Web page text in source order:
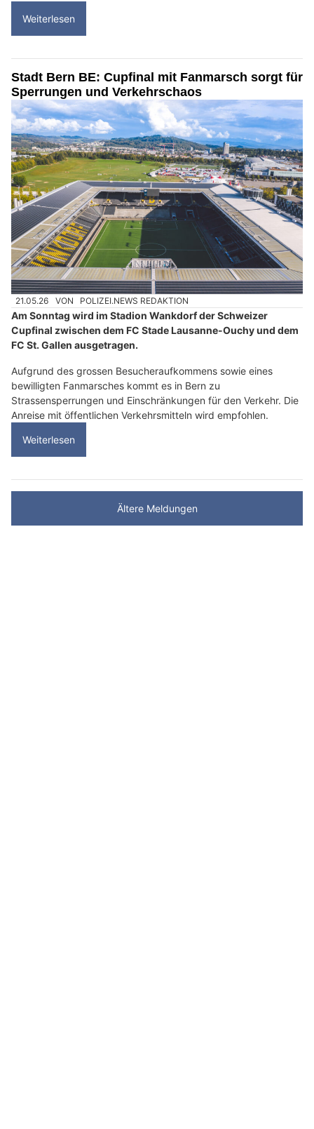
Weiterlesen
Stadt Bern BE: Cupfinal mit Fanmarsch sorgt für
Sperrungen und Verkehrschaos
21.05.26 VON POLIZEI.NEWS REDAKTION
Am Sonntag wird im Stadion Wankdorf der Schweizer
Cupfinal zwischen dem FC Stade Lausanne-Ouchy und dem
FC St. Gallen ausgetragen.
Aufgrund des grossen Besucheraufkommens sowie eines
bewilligten Fanmarsches kommt es in Bern zu
Strassensperrungen und Einschränkungen für den Verkehr. Die
Anreise mit öffentlichen Verkehrsmitteln wird empfohlen.
Weiterlesen
Ältere Meldungen